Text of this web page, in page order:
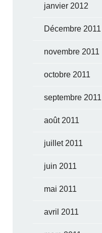
janvier 2012
Décembre 2011
novembre 2011
octobre 2011
septembre 2011
août 2011
juillet 2011
juin 2011
mai 2011
avril 2011